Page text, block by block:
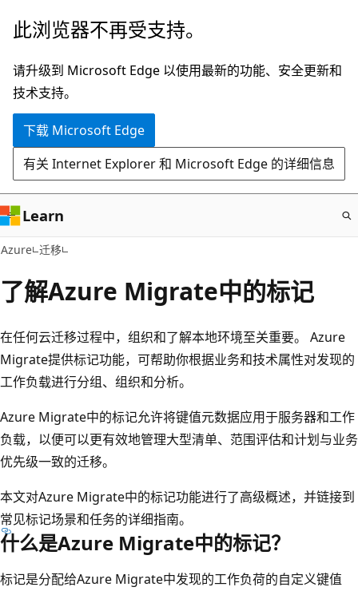
跳
主
要
内
此浏览器不再受支持。
请升级到 Microsoft Edge 以使用最新的功能、安全更新和
技术支持。
下载 Microsoft Edge
有关 Internet Explorer 和 Microsoft Edge 的详细信息
Learn
Azure 迁移
了解Azure Migrate中的标记
在任何云迁移过程中，组织和了解本地环境至关重要。 Azure
Migrate提供标记功能，可帮助你根据业务和技术属性对发现的
工作负载进行分组、组织和分析。
Azure Migrate中的标记允许将键值元数据应用于服务器和工作
负载，以便可以更有效地管理大型清单、范围评估和计划与业务
优先级一致的迁移。
本文对Azure Migrate中的标记功能进行了高级概述，并链接到
常见标记场景和任务的详细指南。
什么是Azure Migrate中的标记？
标记是分配给Azure Migrate中发现的工作负荷的自定义键值